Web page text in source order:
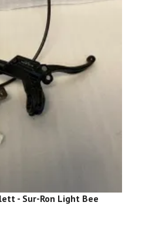
- Sur-Ron Light Bee